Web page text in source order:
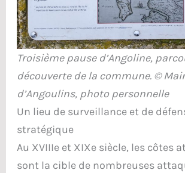
Troisième pause d’Angoline,
découverte de la commune. ©
d’Angoulins, photo personnelle
Un lieu de surveillance et de
stratégique
Au XVIIIe et XIXe siècle, les côtes
sont la cible de nombreuses